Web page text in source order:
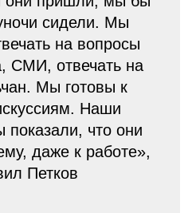
сидели. Мы
на вопросы
СМИ, отвечать на
Мы готовы к
Наши
показали, что они
даже к работе»,
Петков